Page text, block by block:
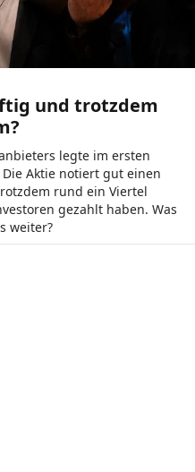
und trotzdem
legte im ersten
Aktie notiert gut einen
rund ein Viertel
gezahlt haben. Was
weiter?